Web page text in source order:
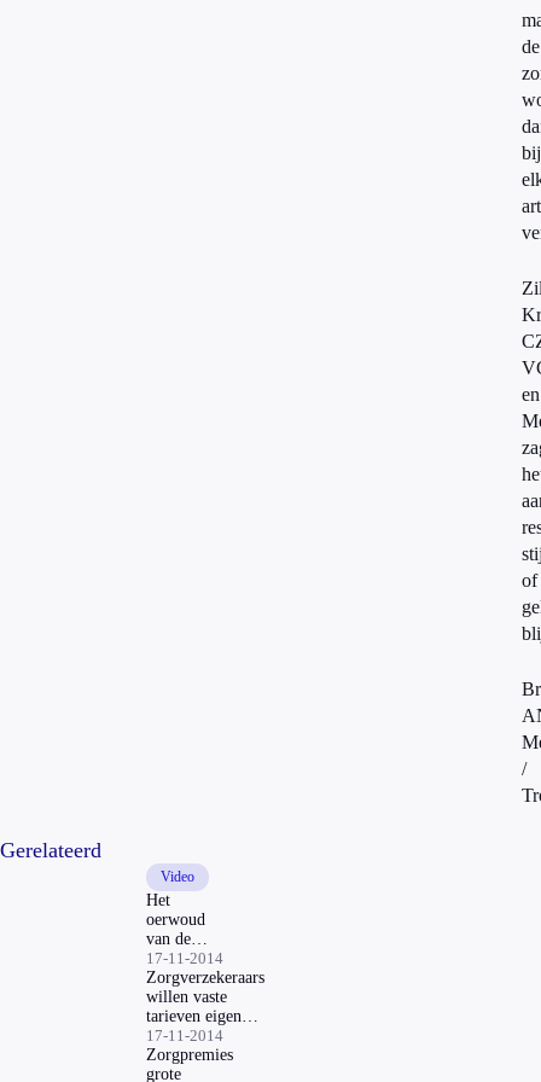
de
bij
en
of
/
Gerelateerd
Video
Het
oerwoud
van de
zorgpolissen
17-11-2014
Zorgverzekeraars
willen vaste
tarieven eigen
risico
17-11-2014
Zorgpremies
grote